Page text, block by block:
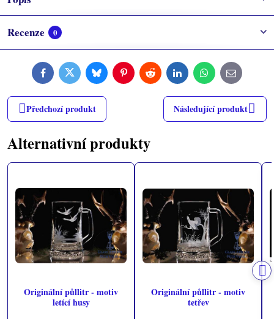
Recenze 0
FacebookTwitterBlueskyPinterestReddit LinkedInWhatsApp
E-
mail
Předchozí produkt Následující produkt
Alternativní produkty
Originální půllitr - motiv
letící husy
Originální půllitr - motiv
tetřev